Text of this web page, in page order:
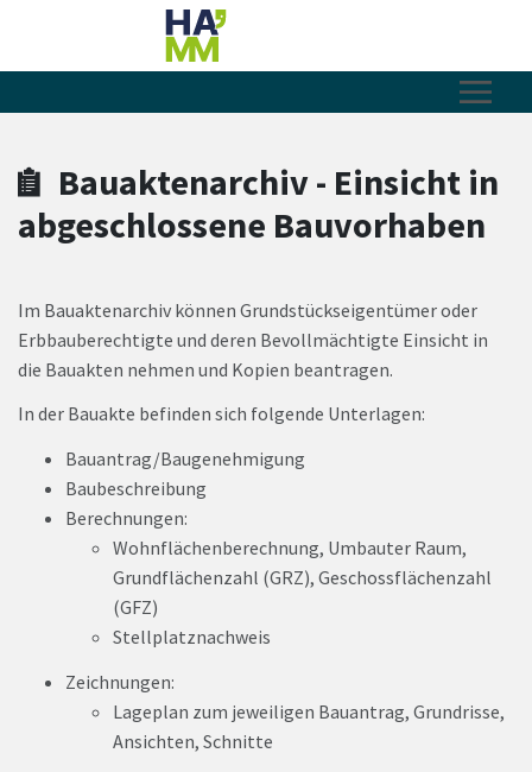
Zum Header
Zum Hauptinhalt
Zum Footer
Zum Hauptinhalt springen
Bauaktenarchiv - Einsicht in
abgeschlossene Bauvorhaben
Im Bauaktenarchiv können Grundstückseigentümer oder
Erbbauberechtigte und deren Bevollmächtigte Einsicht in
die Bauakten nehmen und Kopien beantragen.
In der Bauakte befinden sich folgende Unterlagen:
Bauantrag/Baugenehmigung
Baubeschreibung
Berechnungen:
Wohnflächenberechnung, Umbauter Raum,
Grundflächenzahl (GRZ), Geschossflächenzahl
(GFZ)
Stellplatznachweis
Zeichnungen:
Lageplan zum jeweiligen Bauantrag, Grundrisse,
Ansichten, Schnitte